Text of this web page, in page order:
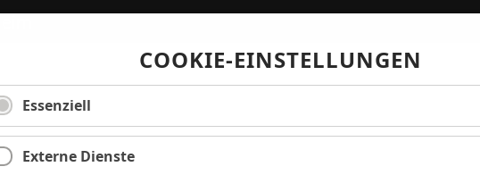
COOKIE-EINSTELLUNGEN
Essenziell
Externe Dienste